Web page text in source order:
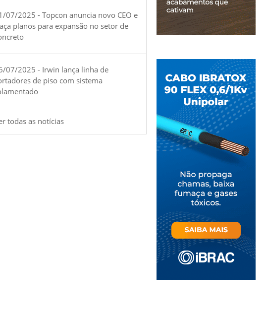
07/2025 - Topcon anuncia novo CEO e
planos para expansão no setor de
07/2025 - Irwin lança linha de
de piso com sistema
todas as notícias